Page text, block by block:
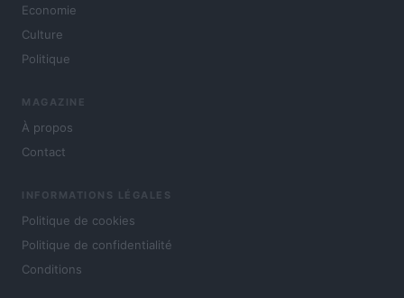
Economie
Culture
Politique
MAGAZINE
À propos
Contact
INFORMATIONS LÉGALES
Politique de cookies
Politique de confidentialité
Conditions